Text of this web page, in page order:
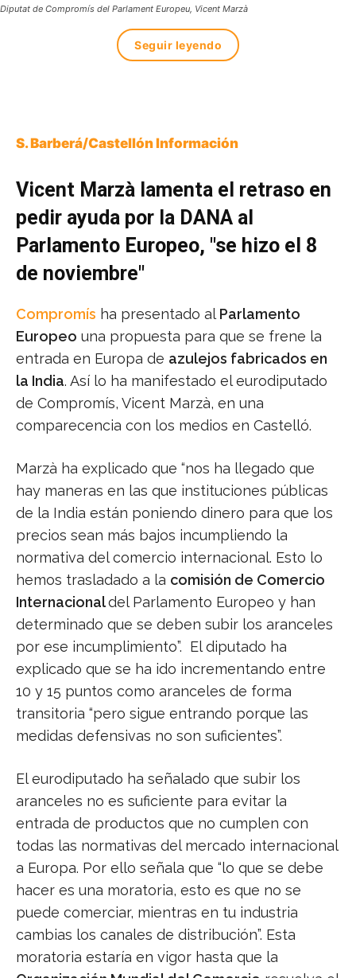
Diputat de Compromís del Parlament Europeu, Vicent Marzà
Seguir leyendo
S. Barberá/Castellón Información
Vicent Marzà lamenta el retraso en
pedir ayuda por la DANA al
Parlamento Europeo, "se hizo el 8
de noviembre"
Compromís ha presentado al Parlamento
Europeo una propuesta para que se frene la
entrada en Europa de azulejos fabricados en
la India. Así lo ha manifestado el eurodiputado
de Compromís, Vicent Marzà, en una
comparecencia con los medios en Castelló.
Marzà ha explicado que “nos ha llegado que
hay maneras en las que instituciones públicas
de la India están poniendo dinero para que los
precios sean más bajos incumpliendo la
normativa del comercio internacional. Esto lo
hemos trasladado a la comisión de Comercio
Internacionaldel Parlamento Europeo y han
determinado que se deben subir los aranceles
por ese incumplimiento”. El diputado ha
explicado que se ha ido incrementando entre
10 y 15 puntos como aranceles de forma
transitoria “pero sigue entrando porque las
medidas defensivas no son suficientes”.
El eurodiputado ha señalado que subir los
aranceles no es suficiente para evitar la
entrada de productos que no cumplen con
todas las normativas del mercado internacional
a Europa. Por ello señala que “lo que se debe
hacer es una moratoria, esto es que no se
puede comerciar, mientras en tu industria
cambias los canales de distribución”. Esta
moratoria estaría en vigor hasta que la